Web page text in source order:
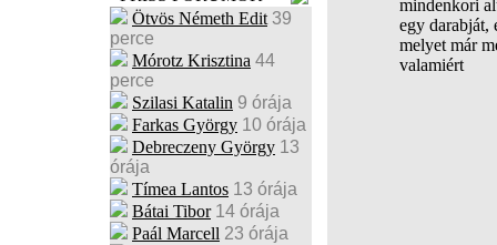
Ötvös Németh Edit 39
perce
Mórotz Krisztina 44
perce
Szilasi Katalin 9 órája
Farkas György 10 órája
Debreczeny György 13
órája
Tímea Lantos 13 órája
Bátai Tibor 14 órája
Paál Marcell 23 órája
mindenkori
egy darabját,
melyet már
valamiért